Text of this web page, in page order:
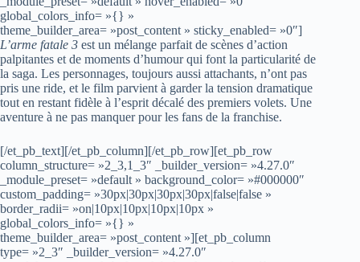
global_colors_info= »{} »
theme_builder_area= »post_content » sticky_enabled= »0″]
L’arme fatale 3 est un mélange parfait de scènes d’action
palpitantes et de moments d’humour qui font la particularité de
la saga. Les personnages, toujours aussi attachants, n’ont pas
pris une ride, et le film parvient à garder la tension dramatique
tout en restant fidèle à l’esprit décalé des premiers volets. Une
aventure à ne pas manquer pour les fans de la franchise.
[/et_pb_text][/et_pb_column][/et_pb_row][et_pb_row
column_structure= »2_3,1_3″ _builder_version= »4.27.0″
_module_preset= »default » background_color= »#000000″
custom_padding= »30px|30px|30px|30px|false|false »
border_radii= »on|10px|10px|10px|10px »
global_colors_info= »{} »
theme_builder_area= »post_content »][et_pb_column
type= »2_3″ _builder_version= »4.27.0″